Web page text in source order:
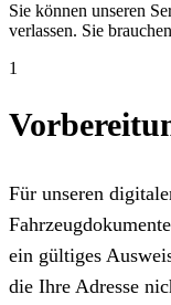
Sie können unseren
verlassen. Sie
1
Für unseren
ein gültiges
die Ihre Adresse